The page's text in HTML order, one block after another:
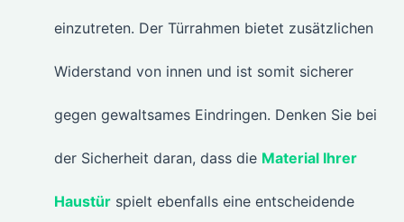
einzutreten. Der Türrahmen bietet zusätzlichen
Widerstand von innen und ist somit sicherer
gegen gewaltsames Eindringen. Denken Sie bei
der Sicherheit daran, dass die Material Ihrer
Haustür spielt ebenfalls eine entscheidende